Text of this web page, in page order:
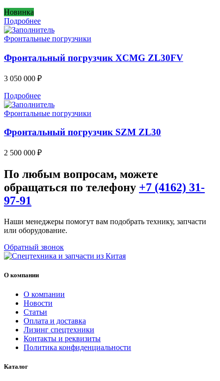
Новинка
Подробнее
Фронтальные погрузчики
Фронтальный погрузчик XCMG ZL30FV
3 050 000 ₽
Подробнее
Фронтальные погрузчики
Фронтальный погрузчик SZM ZL30
2 500 000 ₽
По любым вопросам, можете
обращаться по телефону +7 (4162) 31-
97-91
Наши менеджеры помогут вам подобрать технику, запчасти
или оборудование.
Обратный звонок
О компании
О компании
Новости
Статьи
Оплата и доставка
Лизинг спецтехники
Контакты и реквизиты
Политика конфиденциальности
Каталог